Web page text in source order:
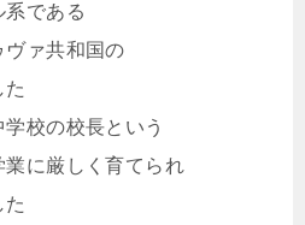
である
ヴァ共和国の
た
校の校長という
に厳しく育てられ
た